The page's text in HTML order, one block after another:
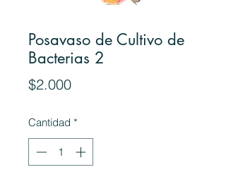
Posavaso de Cultivo de
Bacterias 2
$2.000Precio
Cantidad *